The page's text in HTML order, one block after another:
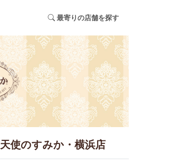
最寄りの店舗を探す
天使のすみか・横浜店